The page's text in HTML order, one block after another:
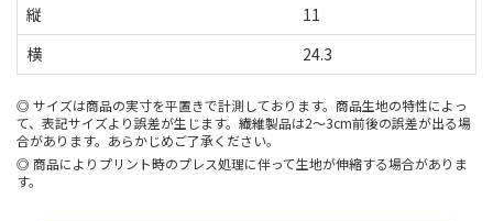
縦
11
横
24.3
サイズは商品の実寸を平置きで計測しております。商品生地の特性によっ
て、表記サイズより誤差が生じます。繊維製品は2～3cm前後の誤差が出る場
合があります。あらかじめご了承ください。
商品によりプリント時のプレス処理に伴って生地が伸縮する場合がありま
す。